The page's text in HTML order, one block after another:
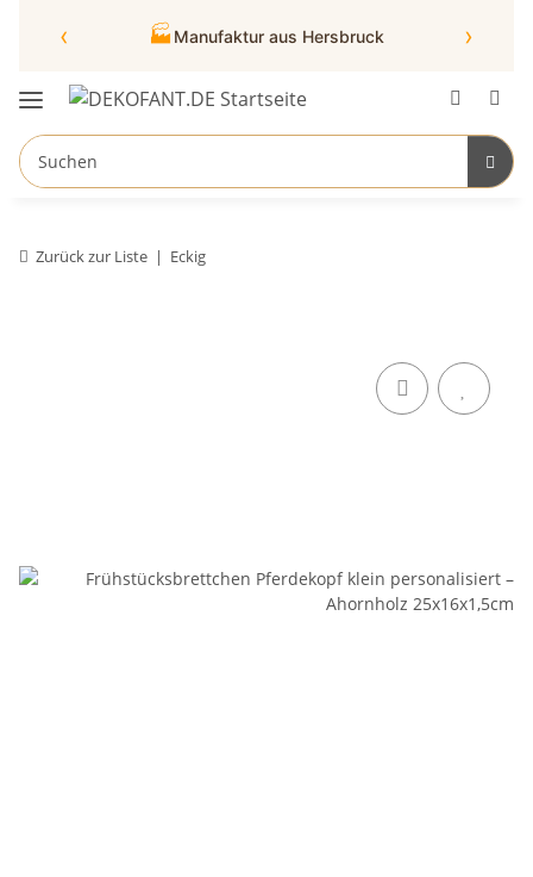
‹ 🏭 Manufaktur aus Hersbruck ›
Zurück zur Liste Eckig